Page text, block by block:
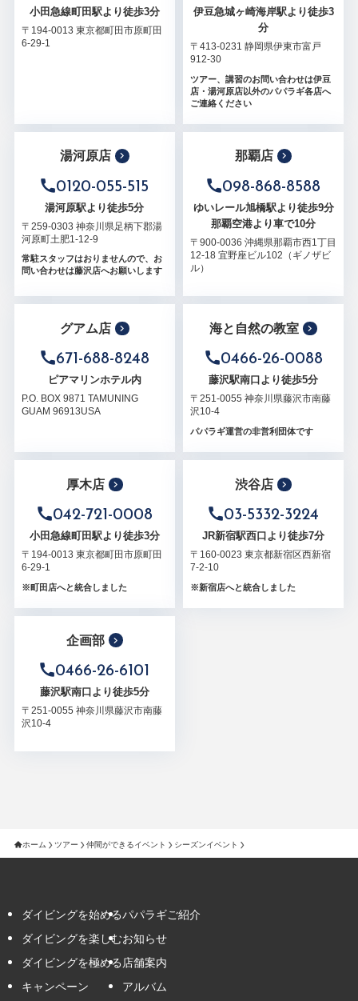
小田急線町田駅より徒歩3分
〒194-0013 東京都町田市原町田
6-29-1
伊豆急城ヶ崎海岸駅より徒歩3
分
〒413-0231 静岡県伊東市富戸
912-30
ツアー、講習のお問い合わせは伊豆
店・湯河原店以外のパパラギ各店へ
ご連絡ください
湯河原店
0120-055-515
湯河原駅より徒歩5分
〒259-0303 神奈川県足柄下郡湯
河原町土肥1-12-9
常駐スタッフはおりませんので、お
問い合わせは藤沢店へお願いします
那覇店
098-868-8588
ゆいレール旭橋駅より徒歩9分
那覇空港より車で10分
〒900-0036 沖縄県那覇市西1丁目
12-18 宜野座ビル102（ギノザビ
ル）
グアム店
671-688-8248
ピアマリンホテル内
P.O. BOX 9871 TAMUNING
GUAM 96913USA
海と自然の教室
0466-26-0088
藤沢駅南口より徒歩5分
〒251-0055 神奈川県藤沢市南藤
沢10-4
パパラギ運営の非営利団体です
厚木店
042-721-0008
小田急線町田駅より徒歩3分
〒194-0013 東京都町田市原町田
6-29-1
※町田店へと統合しました
渋谷店
03-5332-3224
JR新宿駅西口より徒歩7分
〒160-0023 東京都新宿区西新宿
7-2-10
※新宿店へと統合しました
企画部
0466-26-6101
藤沢駅南口より徒歩5分
〒251-0055 神奈川県藤沢市南藤
沢10-4
ホーム ツアー 仲間ができるイベント シーズンイベント
ダイビングを始める
ダイビングを楽しむ
ダイビングを極める
キャンペーン
パパラギご紹介
お知らせ
店舗案内
アルバム